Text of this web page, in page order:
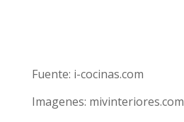
Fuente: i-cocinas.com
Imagenes: mivinteriores.com